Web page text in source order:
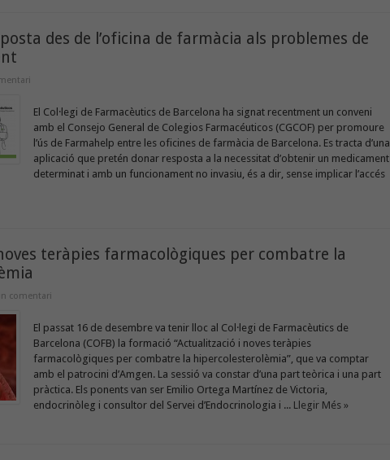
des de l’oficina de farmàcia als problemes de
El Col·legi de Farmacèutics de Barcelona ha signat recentment un conveni
amb el Consejo General de Colegios Farmacéuticos (CGCOF) per promoure
l’ús de Farmahelp entre les oficines de farmàcia de Barcelona. Es tracta d’una
aplicació que pretén donar resposta a la necessitat d’obtenir un medicament
determinat i amb un funcionament no invasiu, és a dir, sense implicar l’accés
teràpies farmacològiques per combatre la
comentari
El passat 16 de desembre va tenir lloc al Col·legi de Farmacèutics de
Barcelona (COFB) la formació “Actualització i noves teràpies
farmacològiques per combatre la hipercolesterolèmia”, que va comptar
amb el patrocini d’Amgen. La sessió va constar d’una part teòrica i una part
pràctica. Els ponents van ser Emilio Ortega Martínez de Victoria,
endocrinòleg i consultor del Servei d’Endocrinologia i ... Llegir Més »